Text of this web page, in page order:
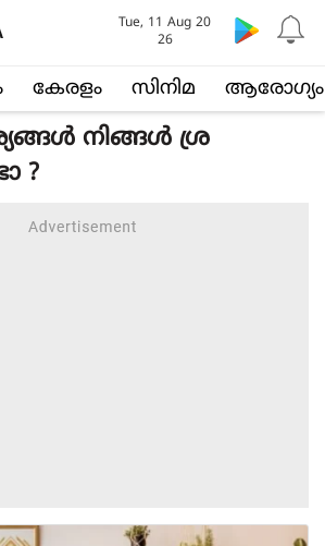
കേരളം സിനിമ ആരോഗ്യം
Tue, 11 Aug 20
26
നിങ്ങൾ ശ്ര
?